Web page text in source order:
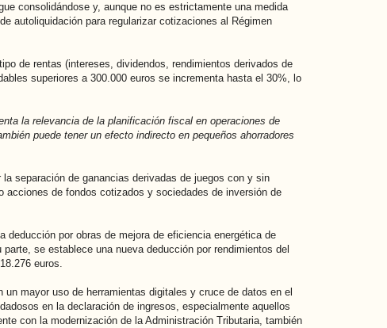
consolidándose y, aunque no es estrictamente una medida
autoliquidación para regularizar cotizaciones al Régimen
de rentas (intereses, dividendos, rendimientos derivados de
superiores a 300.000 euros se incrementa hasta el 30%, lo
la relevancia de la planificación fiscal en operaciones de
puede tener un efecto indirecto en pequeños ahorradores
separación de ganancias derivadas de juegos con y sin
de fondos cotizados y sociedades de inversión de
deducción por obras de mejora de eficiencia energética de
se establece una nueva deducción por rendimientos del
euros.
mayor uso de herramientas digitales y cruce de datos en el
en la declaración de ingresos, especialmente aquellos
con la modernización de la Administración Tributaria, también